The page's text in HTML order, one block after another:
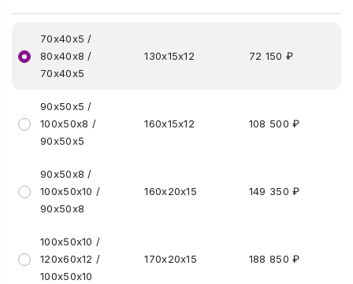
70х40х5 /
80х40х8 /
70х40х5
130х15х12 72 150 ₽
90х50х5 /
100х50х8 /
90х50х5
160х15х12 108 500 ₽
90х50х8 /
100х50х10 /
90х50х8
160х20х15 149 350 ₽
100х50х10 /
120х60х12 /
100х50х10
170х20х15 188 850 ₽